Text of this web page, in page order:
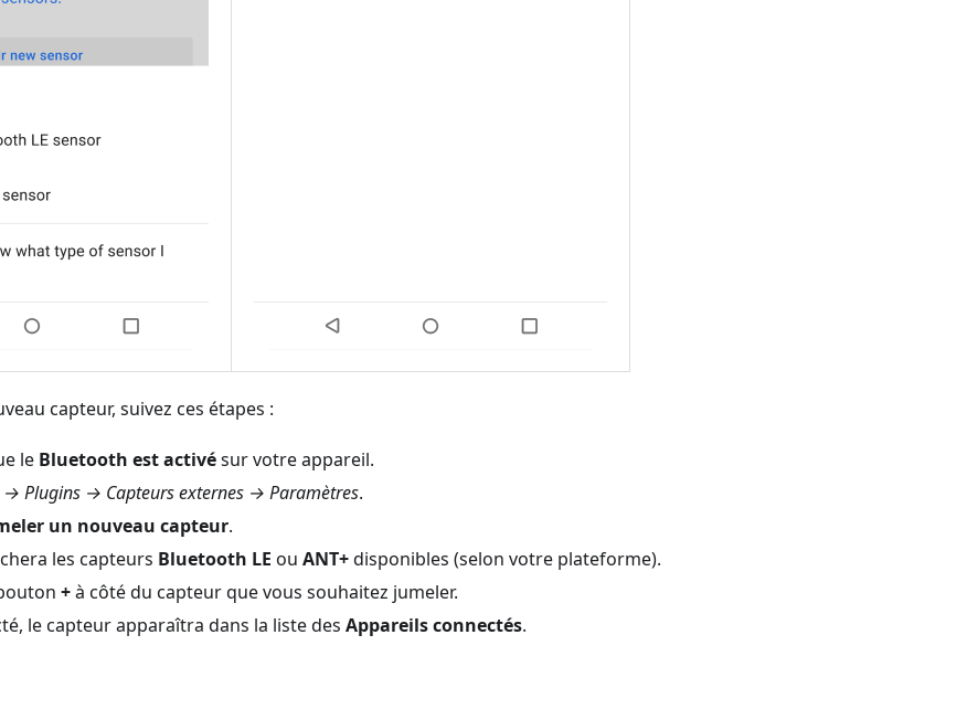
capteur, suivez ces étapes :
le Bluetooth est activésur votre appareil.
→ Plugins → Capteurs externes → Paramètres.
un nouveau capteur.
les capteurs Bluetooth LE ou ANT+disponibles (selon votre plateforme).
+à côté du capteur que vous souhaitez jumeler.
le capteur apparaîtra dans la liste des Appareils connectés.